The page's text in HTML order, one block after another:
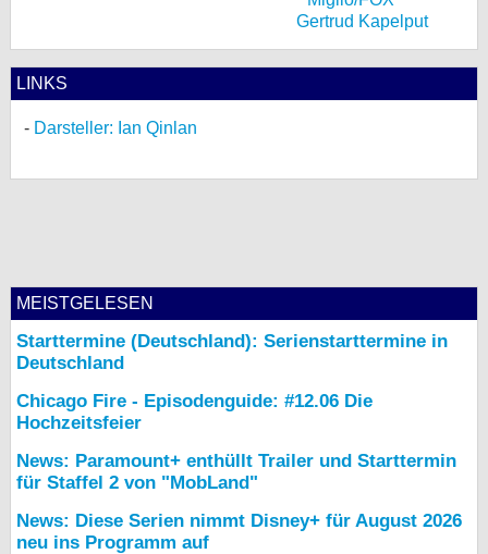
Gertrud Kapelput
LINKS
Darsteller: Ian Qinlan
MEISTGELESEN
Starttermine (Deutschland): Serienstarttermine in
Deutschland
Chicago Fire - Episodenguide: #12.06 Die
Hochzeitsfeier
News: Paramount+ enthüllt Trailer und Starttermin
für Staffel 2 von "MobLand"
News: Diese Serien nimmt Disney+ für August 2026
neu ins Programm auf